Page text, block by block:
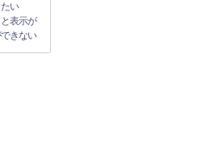
い
と表示が
きない